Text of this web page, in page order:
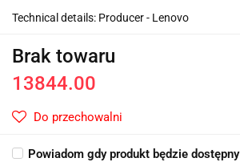
Technical details: Producer - Lenovo
Brak towaru
13844.00
Do przechowalni
Powiadom gdy produkt będzie dostępny